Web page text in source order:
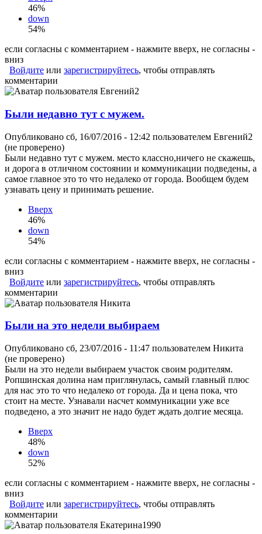
46%
down
54%
если согласны с комментарием - нажмите вверх, не согласны -
вниз
Войдите или зарегистрируйтесь, чтобы отправлять
комментарии
Были недавно тут с мужем.
Опубликовано сб, 16/07/2016 - 12:42 пользователем Евгений2
(не проверено)
Были недавно тут с мужем. место классно,ничего не скажешь,
и дорога в отличном состоянии и коммуникации подведены, а
самое главное это то что недалеко от города. Вообщем будем
узнавать цену и принимать решение.
Вверх
46%
down
54%
если согласны с комментарием - нажмите вверх, не согласны -
вниз
Войдите или зарегистрируйтесь, чтобы отправлять
комментарии
Были на это недели выбираем
Опубликовано сб, 23/07/2016 - 11:47 пользователем Никита
(не проверено)
Были на это недели выбираем участок своим родителям.
Ропшинская долина нам приглянулась, самый главный плюс
для нас это то что недалеко от города. Да и цена пока, что
стоит на месте. Узнавали насчет коммуникации уже все
подведено, а это значит не надо будет ждать долгие месяца.
Вверх
48%
down
52%
если согласны с комментарием - нажмите вверх, не согласны -
вниз
Войдите или зарегистрируйтесь, чтобы отправлять
комментарии